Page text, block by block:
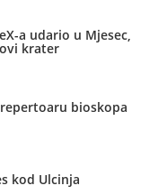
a udario u Mjesec,
krater
bioskopa
kod Ulcinja